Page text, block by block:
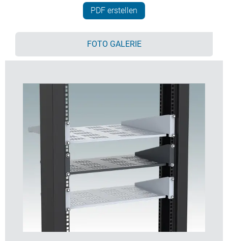
Schlitze im Boden unterstützen die Belüftung im
Sondergrößen auf Bestellung erhältlich.
Bestellen Sie Ihre eigene kundenspezifische Version.
PDF erstellen
FOTO GALERIE